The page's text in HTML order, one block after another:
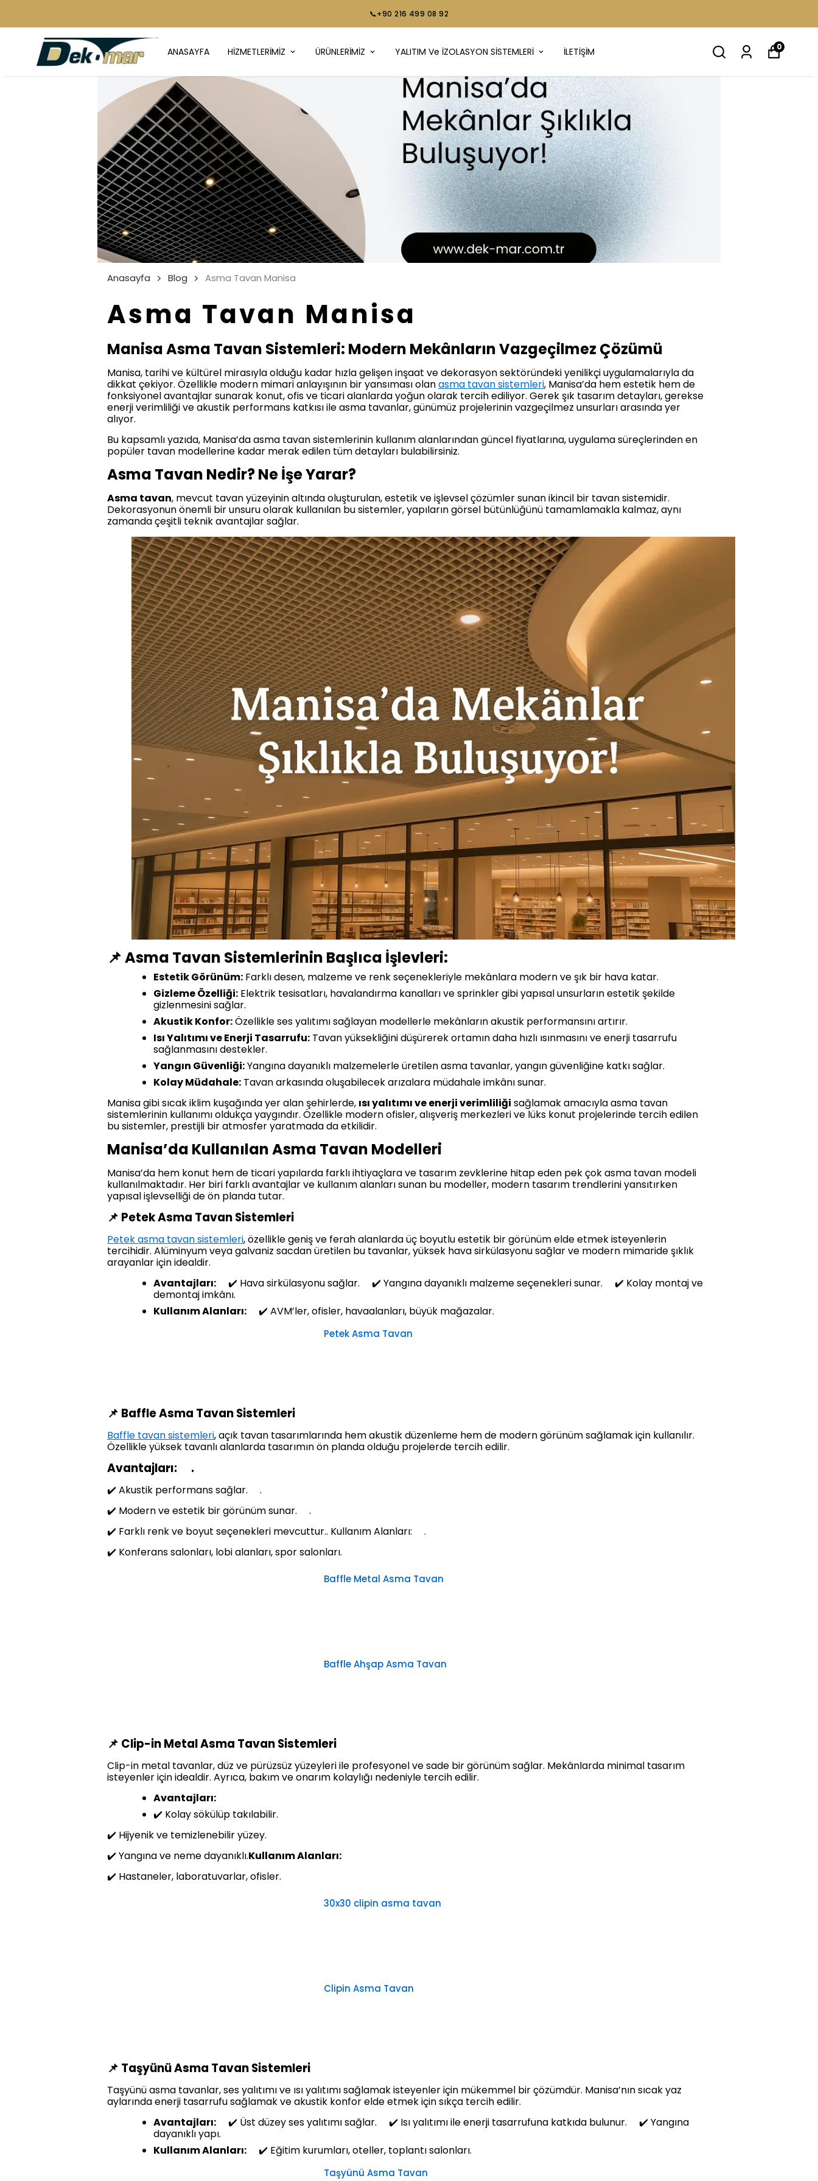
📞+90 216 499 08 92
ANASAYFA HİZMETLERİMİZ ÜRÜNLERİMİZ YALITIM Ve İZOLASYON SİSTEMLERİ İLETİŞİM 0
Anasayfa Blog Asma Tavan Manisa
Asma Tavan Manisa
Manisa Asma Tavan Sistemleri: Modern Mekânların Vazgeçilmez Çözümü
Manisa, tarihi ve kültürel mirasıyla olduğu kadar hızla gelişen inşaat ve dekorasyon sektöründeki yenilikçi uygulamalarıyla da
dikkat çekiyor. Özellikle modern mimari anlayışının bir yansıması olanasma tavan sistemleri, Manisa’da hem estetik hem de
fonksiyonel avantajlar sunarak konut, ofis ve ticari alanlarda yoğun olarak tercih ediliyor. Gerek şık tasarım detayları, gerekse
enerji verimliliği ve akustik performans katkısı ile asma tavanlar, günümüz projelerinin vazgeçilmez unsurları arasında yer
alıyor.
Bu kapsamlı yazıda, Manisa’da asma tavan sistemlerinin kullanım alanlarından güncel fiyatlarına, uygulama süreçlerinden en
popüler tavan modellerine kadar merak edilen tüm detayları bulabilirsiniz.
Asma Tavan Nedir? Ne İşe Yarar?
Asma tavan, mevcut tavan yüzeyinin altında oluşturulan, estetik ve işlevsel çözümler sunan ikincil bir tavan sistemidir.
Dekorasyonun önemli bir unsuru olarak kullanılan bu sistemler, yapıların görsel bütünlüğünü tamamlamakla kalmaz, aynı
zamanda çeşitli teknik avantajlar sağlar.
📌 Asma Tavan Sistemlerinin Başlıca İşlevleri:
Estetik Görünüm: Farklı desen, malzeme ve renk seçenekleriyle mekânlara modern ve şık bir hava katar.
Gizleme Özelliği: Elektrik tesisatları, havalandırma kanalları ve sprinkler gibi yapısal unsurların estetik şekilde
gizlenmesini sağlar.
Akustik Konfor:Özellikle ses yalıtımı sağlayan modellerle mekânların akustik performansını artırır.
Isı Yalıtımı ve Enerji Tasarrufu: Tavan yüksekliğini düşürerek ortamın daha hızlı ısınmasını ve enerji tasarrufu
sağlanmasını destekler.
Yangın Güvenliği:Yangına dayanıklı malzemelerle üretilen asma tavanlar, yangın güvenliğine katkı sağlar.
Kolay Müdahale: Tavan arkasında oluşabilecek arızalara müdahale imkânı sunar.
Manisa gibi sıcak iklim kuşağında yer alan şehirlerde, ısı yalıtımı ve enerji verimliliği sağlamak amacıyla asma tavan
sistemlerinin kullanımı oldukça yaygındır. Özellikle modern ofisler, alışveriş merkezleri ve lüks konut projelerinde tercih edilen
bu sistemler, prestijli bir atmosfer yaratmada da etkilidir.
Manisa’da Kullanılan Asma Tavan Modelleri
Manisa’da hem konut hem de ticari yapılarda farklı ihtiyaçlara ve tasarım zevklerine hitap eden pek çok asma tavan modeli
kullanılmaktadır. Her biri farklı avantajlar ve kullanım alanları sunan bu modeller, modern tasarım trendlerini yansıtırken
yapısal işlevselliği de ön planda tutar.
📌 Petek Asma Tavan Sistemleri
Petek asma tavan sistemleri, özellikle geniş ve ferah alanlarda üç boyutlu estetik bir görünüm elde etmek isteyenlerin
tercihidir. Alüminyum veya galvaniz sacdan üretilen bu tavanlar, yüksek hava sirkülasyonu sağlar ve modern mimaride şıklık
arayanlar için idealdir.
Avantajları: ✔️ Hava sirkülasyonu sağlar. ✔️ Yangına dayanıklı malzeme seçenekleri sunar. ✔️ Kolay montaj ve
demontaj imkânı.
Kullanım Alanları: ✔️ AVM’ler, ofisler, havaalanları, büyük mağazalar.
Petek Asma Tavan
📌 Baffle Asma Tavan Sistemleri
Baffle tavan sistemleri, açık tavan tasarımlarında hem akustik düzenleme hem de modern görünüm sağlamak için kullanılır.
Özellikle yüksek tavanlı alanlarda tasarımın ön planda olduğu projelerde tercih edilir.
Avantajları: .
✔️ Akustik performans sağlar. .
✔️ Modern ve estetik bir görünüm sunar. .
✔️ Farklı renk ve boyut seçenekleri mevcuttur.. Kullanım Alanları: .
✔️ Konferans salonları, lobi alanları, spor salonları.
Baffle Metal Asma Tavan
Baffle Ahşap Asma Tavan
📌 Clip-in Metal Asma Tavan Sistemleri
Clip-in metal tavanlar, düz ve pürüzsüz yüzeyleri ile profesyonel ve sade bir görünüm sağlar. Mekânlarda minimal tasarım
isteyenler için idealdir. Ayrıca, bakım ve onarım kolaylığı nedeniyle tercih edilir.
Avantajları:
✔️ Kolay sökülüp takılabilir.
✔️ Hijyenik ve temizlenebilir yüzey.
✔️ Yangına ve neme dayanıklı.Kullanım Alanları:
✔️ Hastaneler, laboratuvarlar, ofisler.
30x30 clipin asma tavan
Clipin Asma Tavan
📌 Taşyünü Asma Tavan Sistemleri
Taşyünü asma tavanlar, ses yalıtımı ve ısı yalıtımı sağlamak isteyenler için mükemmel bir çözümdür. Manisa’nın sıcak yaz
aylarında enerji tasarrufu sağlamak ve akustik konfor elde etmek için sıkça tercih edilir.
Avantajları: ✔️ Üst düzey ses yalıtımı sağlar. ✔️ Isı yalıtımı ile enerji tasarrufuna katkıda bulunur. ✔️ Yangına
dayanıklı yapı.
Kullanım Alanları: ✔️ Eğitim kurumları, oteller, toplantı salonları.
Taşyünü Asma Tavan